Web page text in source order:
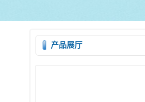
产品展厅